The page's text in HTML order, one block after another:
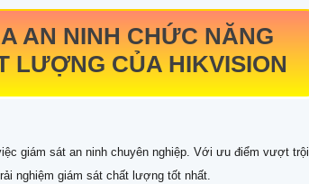
AN NINH CHỨC NĂNG
LƯỢNG CỦA HIKVISION
giám sát an ninh chuyên nghiệp. Với ưu điểm vượt trội
nghiệm giám sát chất lượng tốt nhất.